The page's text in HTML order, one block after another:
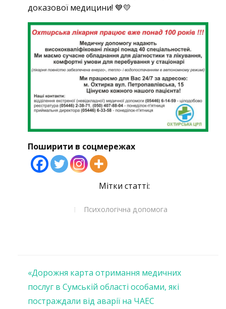
доказової медицини! 💙💛
Поширити в соцмережах
Мітки статті:
Психологічна допомога
Навігація
записів
«Дорожня карта отримання медичних
послуг в Сумській області особами, які
постраждали від аварії на ЧАЕС